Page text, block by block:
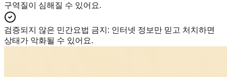
구역질이 심해질 수 있어요.
검증되지 않은 민간요법 금지 : 인터넷 정보만 믿고 처치하면
상태가 악화될 수 있어요.